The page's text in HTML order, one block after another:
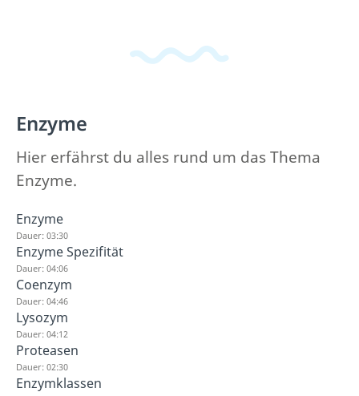
Enzyme
Hier erfährst du alles rund um das Thema
Enzyme.
Enzyme
Dauer: 03:30
Enzyme Spezifität
Dauer: 04:06
Coenzym
Dauer: 04:46
Lysozym
Dauer: 04:12
Proteasen
Dauer: 02:30
Enzymklassen